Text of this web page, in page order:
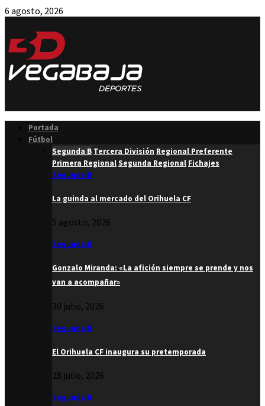
6 agosto, 2026
Portada
Fútbol
Segunda B Tercera División Regional Preferente
Primera RegionalSegunda Regional Fichajes
Segunda B
La guinda al mercado del Orihuela CF
5 agosto, 2026
Segunda B
Gonzalo Miranda: «La afición siempre se prende y nos
van a acompañar»
30 julio, 2026
Segunda B
El Orihuela CF inaugura su pretemporada
28 julio, 2026
Segunda B